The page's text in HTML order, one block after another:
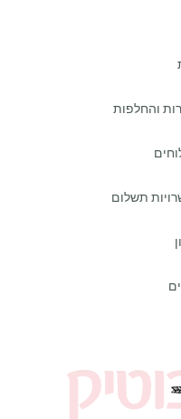
והחלפות
תשלום